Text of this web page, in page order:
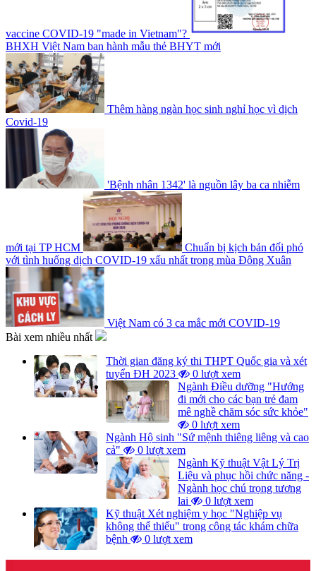
vaccine COVID-19 "made in Vietnam"?
BHXH Việt Nam ban hành mẫu thẻ BHYT mới
Thêm hàng ngàn học sinh nghỉ học vì dịch
Covid-19
'Bệnh nhân 1342' là nguồn lây ba ca nhiễm
mới tại TP HCM
Chuẩn bị kịch bản đối phó
với tình huống dịch COVID-19 xấu nhất trong mùa Đông Xuân
Việt Nam có 3 ca mắc mới COVID-19
Bài xem nhiều nhất
Thời gian đăng ký thi THPT Quốc gia và xét
tuyển ĐH 2023
0 lượt xem
Ngành Điều dưỡng "Hướng
đi mới cho các bạn trẻ đam
mê nghề chăm sóc sức khỏe"
0 lượt xem
Ngành Hộ sinh "Sứ mệnh thiêng liêng và cao
cả"
0 lượt xem
Ngành Kỹ thuật Vật Lý Trị
Liệu và phục hồi chức năng -
Ngành học chú trọng tương
lai
0 lượt xem
Kỹ thuật Xét nghiệm y học "Nghiệp vụ
không thể thiếu" trong công tác khám chữa
bệnh
0 lượt xem